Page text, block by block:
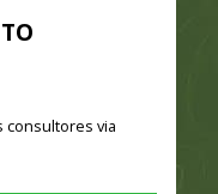
consultores via